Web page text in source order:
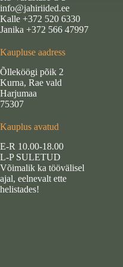
info@jahiriided.ee
Kalle +372 520 6330
Janika +372 566 47997
Kaupluse aadress
Õlleköögi põik 2
Kurna, Rae vald
Harjumaa
75307
Kauplus avatud
E-R 10.00-18.00
L-P SULETUD
Võimalik ka töövälisel
ajal, eelnevalt ette
helistades!